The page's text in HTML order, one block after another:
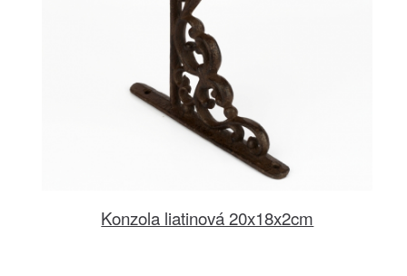
Konzola liatinová 20x18x2cm